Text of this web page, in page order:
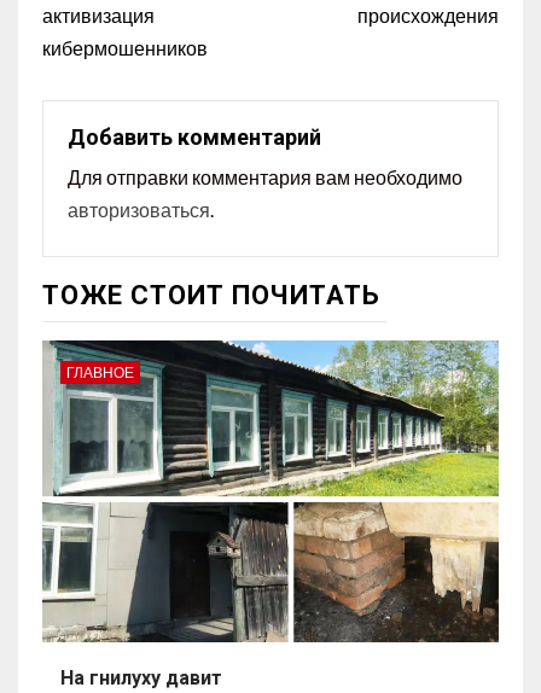
активизация
кибермошенников
происхождения
Добавить комментарий
Для отправки комментария вам необходимо
авторизоваться.
ТОЖЕ СТОИТ ПОЧИТАТЬ
ГЛАВНОЕ
На гнилуху давит